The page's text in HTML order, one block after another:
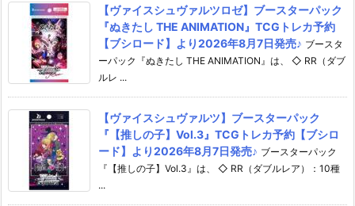
【ヴァイスシュヴァルツロゼ】ブースターパック
『ぬきたし THE ANIMATION』TCGトレカ予約
【ブシロード】より2026年8月7日発売♪ ブースタ
ーパック『ぬきたし THE ANIMATION』は、 ◇ RR（ダブ
ルレ ...
【ヴァイスシュヴァルツ】ブースターパック
『【推しの子】Vol.3』TCGトレカ予約【ブシロ
ード】より2026年8月7日発売♪ ブースターパック
『【推しの子】Vol.3』は、 ◇ RR（ダブルレア）：10種
...